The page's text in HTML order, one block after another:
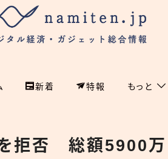
新着 特報 もっと
特集
を拒否 総額5900万